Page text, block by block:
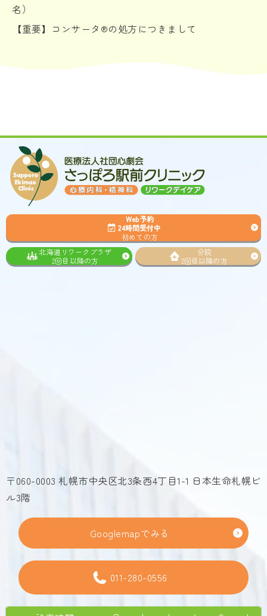
名）
【重要】コンサータ®の処方につきまして
北海道リワークプラザ
2回目以降の方
分院
2回目以降の方
Web予約
24時間受付中
初めての方
〒060-0003 札幌市中央区北3条西4丁目1-1 日本生命札幌ビ
ル3階
Googlemapでみる
011-280-0556